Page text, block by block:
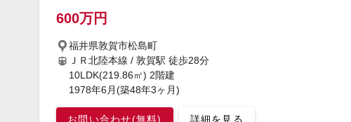
600万円
福井県敦賀市松島町
ＪＲ北陸本線 / 敦賀駅 徒歩28分
10LDK(219.86㎡) 2階建
1978年6月(築48年3ヶ月)
お問い合わせ(無料) 詳細を見る